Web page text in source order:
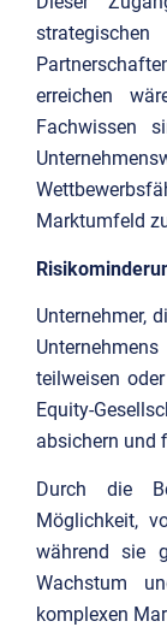
erreichen
Fachwissen
Marktumfeld
Unternehmer,
teilweisen
Equity-
absichern und
Durch die
Möglichkeit,
während sie
Wachstum
komplexen